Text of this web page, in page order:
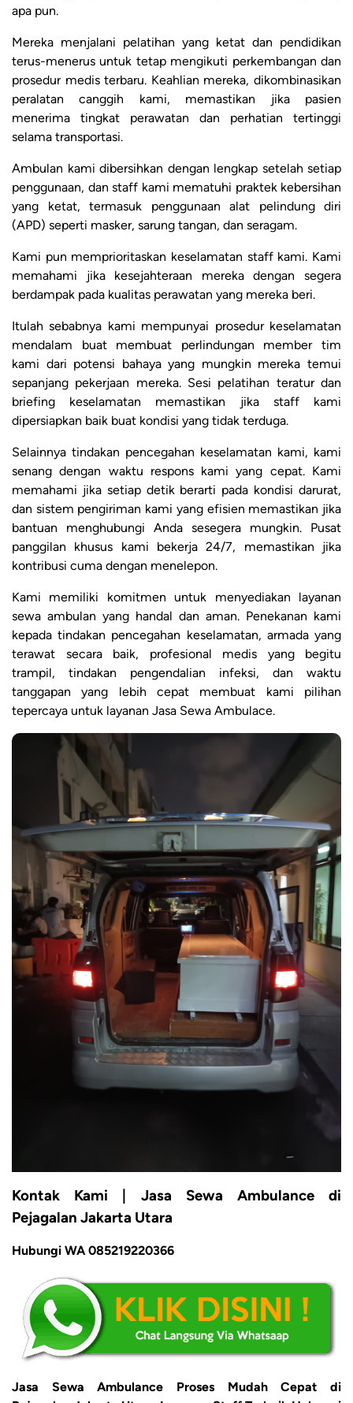
apa pun.
Mereka menjalani pelatihan yang ketat dan pendidikan
terus-menerus untuk tetap mengikuti perkembangan dan
prosedur medis terbaru. Keahlian mereka, dikombinasikan
peralatan canggih kami, memastikan jika pasien
menerima tingkat perawatan dan perhatian tertinggi
selama transportasi.
Ambulan kami dibersihkan dengan lengkap setelah setiap
penggunaan, dan staff kami mematuhi praktek kebersihan
yang ketat, termasuk penggunaan alat pelindung diri
(APD) seperti masker, sarung tangan, dan seragam.
Kami pun memprioritaskan keselamatan staff kami. Kami
memahami jika kesejahteraan mereka dengan segera
berdampak pada kualitas perawatan yang mereka beri.
Itulah sebabnya kami mempunyai prosedur keselamatan
mendalam buat membuat perlindungan member tim
kami dari potensi bahaya yang mungkin mereka temui
sepanjang pekerjaan mereka. Sesi pelatihan teratur dan
briefing keselamatan memastikan jika staff kami
dipersiapkan baik buat kondisi yang tidak terduga.
Selainnya tindakan pencegahan keselamatan kami, kami
senang dengan waktu respons kami yang cepat. Kami
memahami jika setiap detik berarti pada kondisi darurat,
dan sistem pengiriman kami yang efisien memastikan jika
bantuan menghubungi Anda sesegera mungkin. Pusat
panggilan khusus kami bekerja 24/7, memastikan jika
kontribusi cuma dengan menelepon.
Kami memiliki komitmen untuk menyediakan layanan
sewa ambulan yang handal dan aman. Penekanan kami
kepada tindakan pencegahan keselamatan, armada yang
terawat secara baik, profesional medis yang begitu
trampil, tindakan pengendalian infeksi, dan waktu
tanggapan yang lebih cepat membuat kami pilihan
tepercaya untuk layanan Jasa Sewa Ambulace.
Kontak Kami | Jasa Sewa Ambulance di
Pejagalan Jakarta Utara
Hubungi WA 085219220366
Jasa Sewa Ambulance Proses Mudah Cepat di